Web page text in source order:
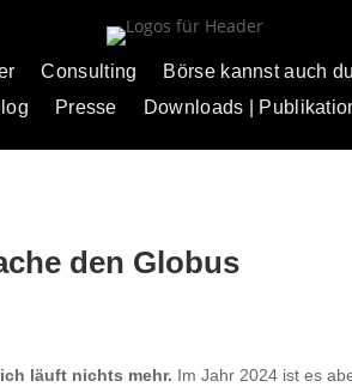
Consulting Börse kannst auch du
Presse Downloads |
den Globus
läuft nichts mehr. Im Jahr 2024 ist es